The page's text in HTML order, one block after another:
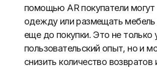
помощью AR покупатели
одежду или размещать
еще до покупки. Это не только
пользовательский опыт, но и
снизить количество возвратов